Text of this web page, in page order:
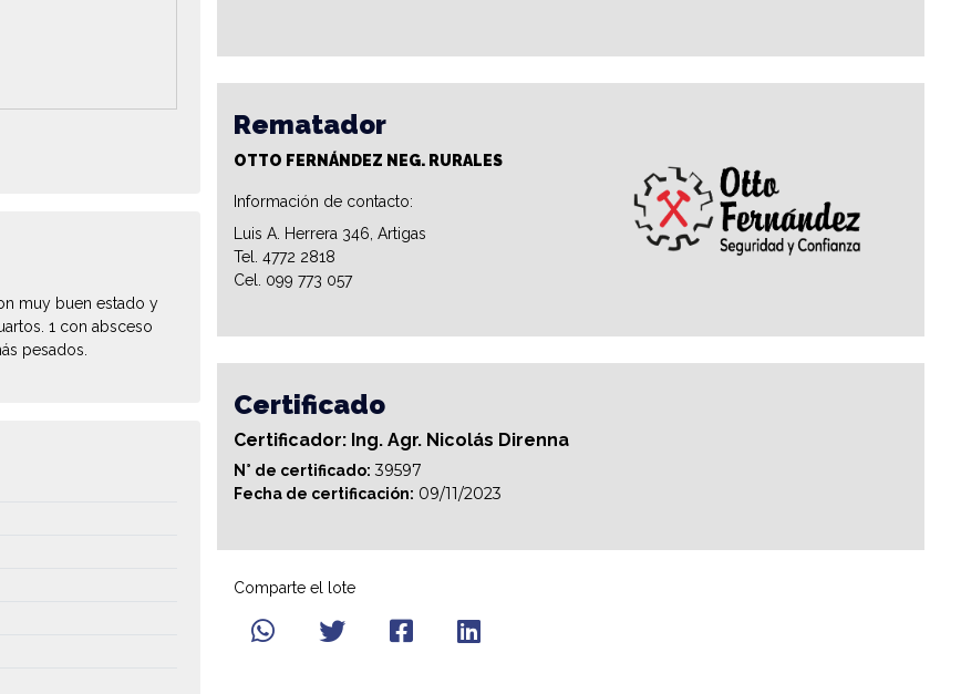
muy buen estado y
1 con absceso
pesados.
Rematador
OTTO FERNÁNDEZ NEG. RURALES
Información de contacto:
Luis A. Herrera 346, Artigas
Tel. 4772 2818
Cel. 099 773 057
Certificado
Certificador: Ing. Agr. Nicolás Direnna
N° de certificado: 39597
Fecha de certificación: 09/11/2023
Comparte el lote